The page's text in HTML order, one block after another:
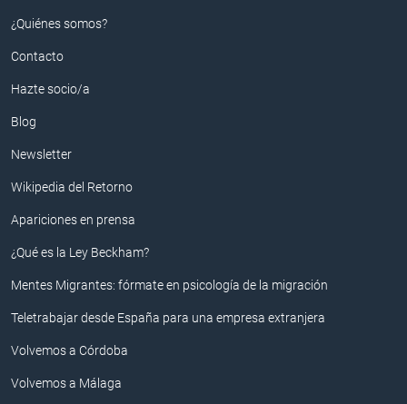
¿Quiénes somos?
Contacto
Hazte socio/a
Blog
Newsletter
Wikipedia del Retorno
Apariciones en prensa
¿Qué es la Ley Beckham?
Mentes Migrantes: fórmate en psicología de la migración
Teletrabajar desde España para una empresa extranjera
Volvemos a Córdoba
Volvemos a Málaga